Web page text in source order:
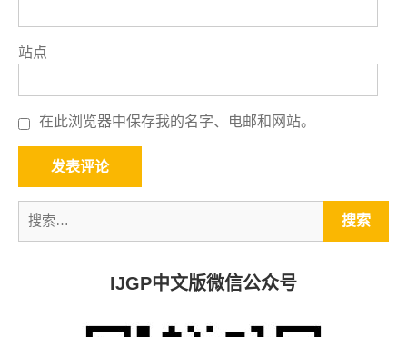
站点
在此浏览器中保存我的名字、电邮和网站。
IJGP中文版微信公众号